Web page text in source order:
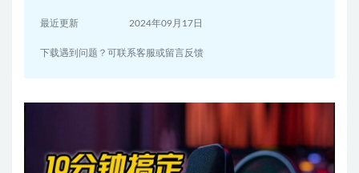
最近更新 2024年09月17日
下载遇到问题？可联系客服或留言反馈